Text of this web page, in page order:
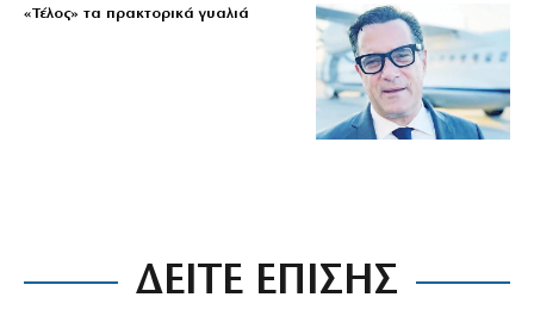
«Τέλος» τα πρακτορικά γυαλιά
ΔΕΙΤΕ ΕΠΙΣΗΣ